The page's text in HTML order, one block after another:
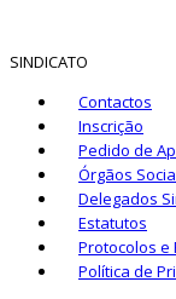
SINDICATO
Contactos
Inscrição
Pedido de
Órgãos
Delegados
Estatutos
Protocolos e
Política de